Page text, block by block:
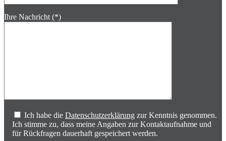
Ihre Nachricht (*)
Ich habe die Datenschutzerklärung zur Kenntnis genommen.
Ich stimme zu, dass meine Angaben zur Kontaktaufnahme und
für Rückfragen dauerhaft gespeichert werden.